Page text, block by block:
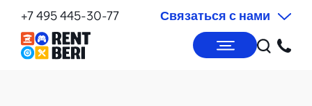
+7 495 445-30-77 Связаться с нами